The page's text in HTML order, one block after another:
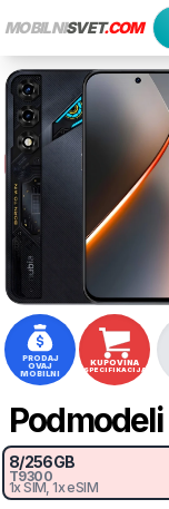
MOBILNISVET.COM
PRODAJ
OVAJ
MOBILNI
KUPOVINA
SPECIFIKACIJA
Podmodeli
8/256GB
T9300
1x SIM, 1x eSIM